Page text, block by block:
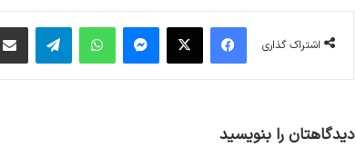
اشتراک گذاری
فیس بوک X پیام رسان واتس آپ تلگرام
دیدگاهتان را بنویسید